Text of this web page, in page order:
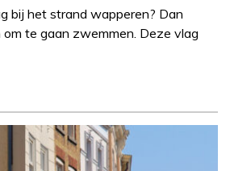
bij het strand wapperen? Dan
te gaan zwemmen. Deze vlag